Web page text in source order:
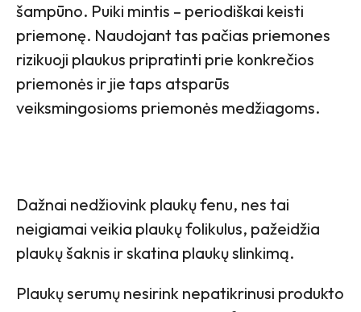
šampūno. Puiki mintis – periodiškai keisti
priemonę. Naudojant tas pačias priemones
rizikuoji plaukus pripratinti prie konkrečios
priemonės ir jie taps atsparūs
veiksmingosioms priemonės medžiagoms.
Dažnai nedžiovink plaukų fenu, nes tai
neigiamai veikia plaukų folikulus, pažeidžia
plaukų šaknis ir skatina plaukų slinkimą.
Plaukų serumų nesirink nepatikrinusi produkto